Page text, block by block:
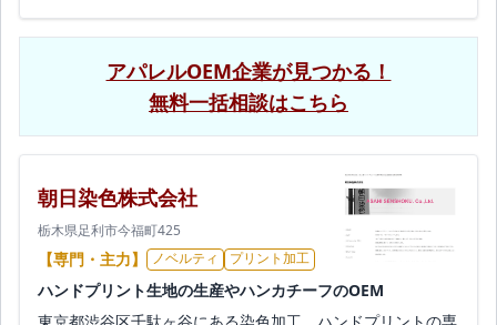
アパレルOEM企業が見つかる！
無料一括相談はこちら
朝日染色株式会社
栃木県足利市今福町425
【専門・主力】 ノベルティ プリント加工
ハンドプリント生地の生産やハンカチーフのOEM